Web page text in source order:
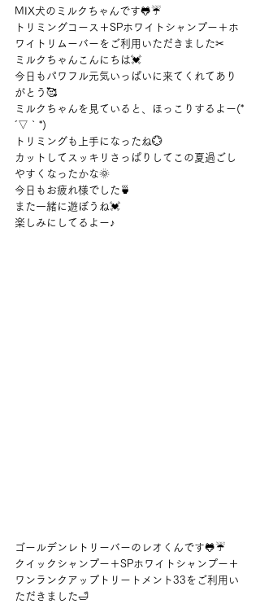
MIX犬のミルクちゃんです🐸☔
トリミングコース＋SPホワイトシャンプー＋ホ
ワイトリムーバーをご利用いただきました✂
ミルクちゃんこんにちは💓
今日もパワフル元気いっぱいに来てくれてあり
がとう🥰
ミルクちゃんを見ていると、ほっこりするよー(*
´▽｀*)
トリミングも上手になったね💮
カットしてスッキリさっぱりしてこの夏過ごし
やすくなったかな🌞
今日もお疲れ様でした🍵
また一緒に遊ぼうね💓
楽しみにしてるよー♪
ゴールデンレトリーバーのレオくんです🐸☔
クイックシャンプー＋SPホワイトシャンプー＋
ワンランクアップトリートメント33をご利用い
ただきました🛁